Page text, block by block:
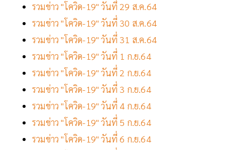
รวมข่าว "โควิด-19" วันที่ 29 ส.ค.64
รวมข่าว "โควิด-19" วันที่ 30 ส.ค.64
รวมข่าว "โควิด-19" วันที่ 31 ส.ค.64
รวมข่าว "โควิด-19" วันที่ 1 ก.ย.64
รวมข่าว "โควิด-19" วันที่ 2 ก.ย.64
รวมข่าว "โควิด-19" วันที่ 3 ก.ย.64
รวมข่าว "โควิด-19" วันที่ 4 ก.ย.64
รวมข่าว "โควิด-19" วันที่ 5 ก.ย.64
รวมข่าว "โควิด-19" วันที่ 6 ก.ย.64